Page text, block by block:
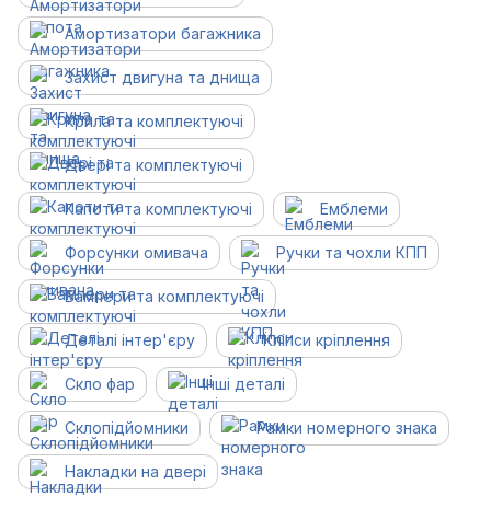
Амортизатори багажника
Захист двигуна та днища
Крила та комплектуючі
Двері та комплектуючі
Капоти та комплектуючі Емблеми
Форсунки омивача Ручки та чохли КПП
Бампери та комплектуючі
Деталі інтер'єру Кліпси кріплення
Скло фар Інші деталі
Склопідйомники Рамки номерного знака
Накладки на двері